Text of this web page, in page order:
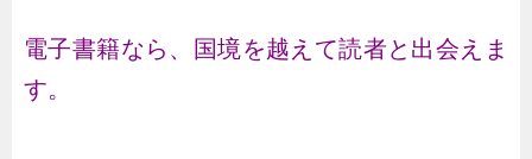
電子書籍なら、国境を越えて読者と出会えま
す。